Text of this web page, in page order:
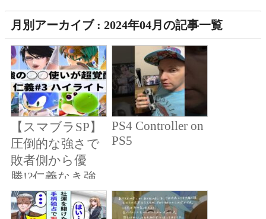
月別アーカイブ : 2024年04月の記事一覧
【スマブラSP】
圧倒的な強さで
敗者側から優
勝!?仁義なき強
者たちの戦い”第
3回仁義”ハイラ
PS4 Controller on
PS5